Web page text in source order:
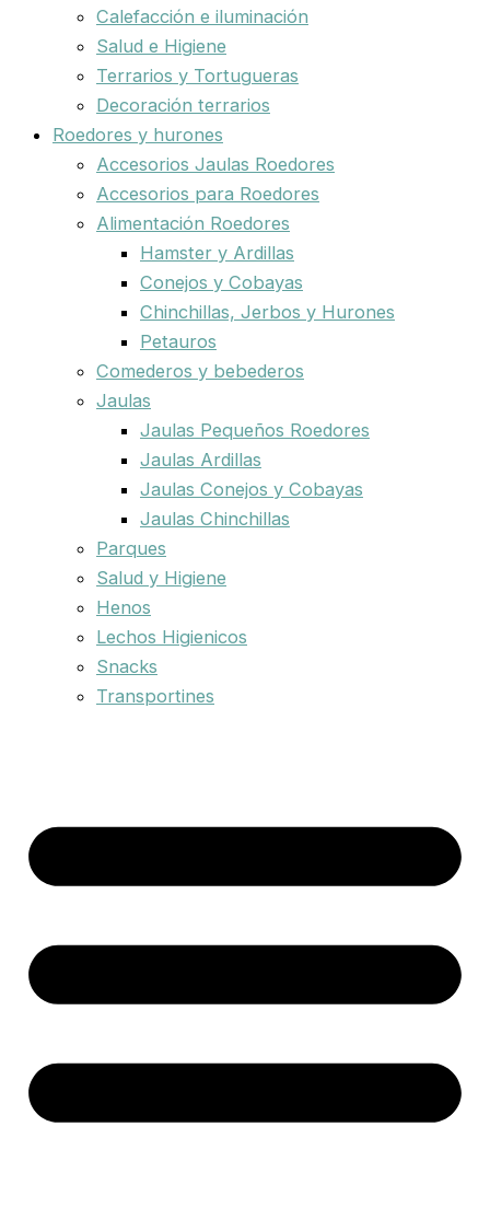
Calefacción e iluminación
Salud e Higiene
Terrarios y Tortugueras
Decoración terrarios
Roedores y hurones
Accesorios Jaulas Roedores
Accesorios para Roedores
Alimentación Roedores
Hamster y Ardillas
Conejos y Cobayas
Chinchillas, Jerbos y Hurones
Petauros
Comederos y bebederos
Jaulas
Jaulas Pequeños Roedores
Jaulas Ardillas
Jaulas Conejos y Cobayas
Jaulas Chinchillas
Parques
Salud y Higiene
Henos
Lechos Higienicos
Snacks
Transportines